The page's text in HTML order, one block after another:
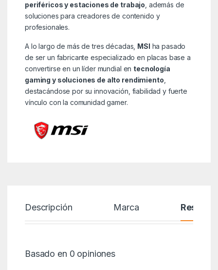
periféricos y estaciones de trabajo , además de
soluciones para creadores de contenido y
profesionales.
A lo largo de más de tres décadas, MSI ha pasado
de ser un fabricante especializado en placas base a
convertirse en un líder mundial en tecnología
gaming y soluciones de alto rendimiento
destacándose por su innovación, fiabilidad y fuerte
vínculo con la comunidad gamer.
Descripción Marca Reseñas
Basado en 0 opiniones